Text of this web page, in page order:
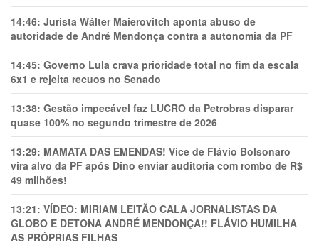
14:46: Jurista Wálter Maierovitch aponta abuso de
autoridade de André Mendonça contra a autonomia da PF
14:45: Governo Lula crava prioridade total no fim da escala
6x1 e rejeita recuos no Senado
13:38: Gestão impecável faz LUCRO da Petrobras disparar
quase 100% no segundo trimestre de 2026
13:29: MAMATA DAS EMENDAS! Vice de Flávio Bolsonaro
vira alvo da PF após Dino enviar auditoria com rombo de R$
49 milhões!
13:21: VÍDEO: MIRIAM LEITÃO CALA JORNALISTAS DA
GLOBO E DETONA ANDRÉ MENDONÇA!! FLÁVIO HUMILHA
AS PRÓPRIAS FILHAS